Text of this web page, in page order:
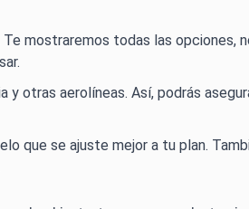
mostraremos todas las opciones,
y otras aerolíneas. Así, podrás
que se ajuste mejor a tu plan.